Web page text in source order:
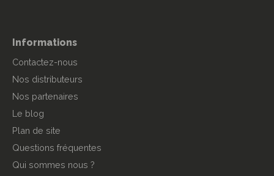
Informations
Contactez-nous
Nos distributeurs
Nos partenaires
Le blog
Plan de site
Questions fréquentes
Qui sommes nous ?